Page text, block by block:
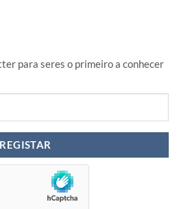
para seres o primeiro a conhecer